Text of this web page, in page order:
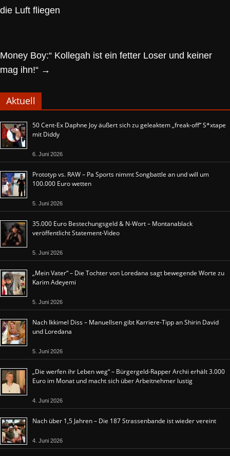
die Luft fliegen
Money Boy:“ Kollegah ist ein fetter Loser und keiner
mag ihn!“ →
Aktuell
50 Cent-Ex Daphne Joy äußert sich zu geleaktem „freak-off“ S*xtape
mit Diddy
6. Juni 2026
Prototyp vs. RAW – Pa Sports nimmt Songbattle an und will um
100.000 Euro wetten
5. Juni 2026
35.000 Euro Bestechungsgeld & N-Wort – Montanablack
veröffentlicht Statement-Video
5. Juni 2026
„Mein Vater“ – Die Tochter von Loredana sagt bewegende Worte zu
Karim Adeyemi
5. Juni 2026
Nach Ikkimel Diss – Manuellsen gibt Karriere-Tipp an Shirin David
und Loredana
5. Juni 2026
„Die werfen ihr Leben weg“ – Bürgergeld-Rapper Archii erhält 3.000
Euro im Monat und macht sich über Arbeitnehmer lustig
4. Juni 2026
Nach über 1,5 Jahren – Die 187 Strassenbande ist wieder vereint
4. Juni 2026